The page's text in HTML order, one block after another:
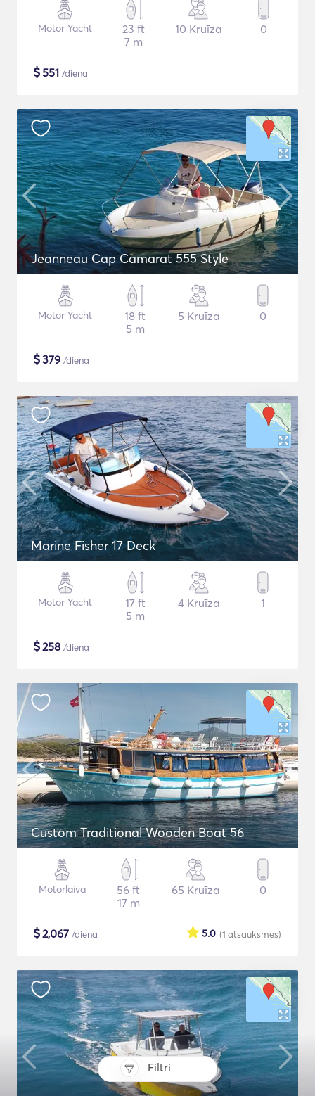
Filtri
Motor Yacht
23 ft
7 m
10 Kruīza 0
$551 /diena
Jeanneau Cap Camarat 555 Style
Motor Yacht
18 ft
5 m
5 Kruīza 0
$379 /diena
Marine Fisher 17 Deck
Motor Yacht
17 ft
5 m
4 Kruīza 1
$258 /diena
Custom Traditional Wooden Boat 56
Motorlaiva
56 ft
17 m
65 Kruīza 0
$2,067 /diena (1 atsauksmes)
5.0